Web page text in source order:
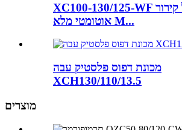
XC100-130/125-WF מילוי מגדל קירור
אוטומטי מלא M...
מכונת דפוס פלסטיק עבה
XCH130/110/13.5
מוצרים